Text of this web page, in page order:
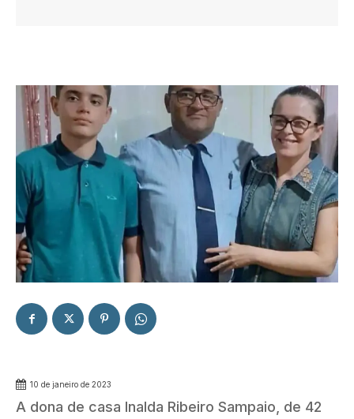
10 de janeiro de 2023
A dona de casa Inalda Ribeiro Sampaio, de 42